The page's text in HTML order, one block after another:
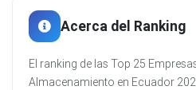
Acerca del Ranking
El ranking de las Top 25
Almacenamiento en Ecuador